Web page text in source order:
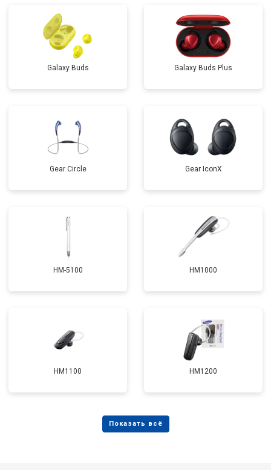
Galaxy Buds Galaxy Buds Plus
Gear Circle Gear IconX
HM-5100 HM1000
HM1100 HM1200